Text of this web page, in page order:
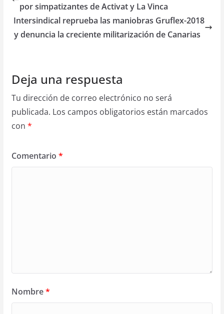
por simpatizantes de Activat y La Vinca
Intersindical reprueba las maniobras Gruflex-2018
y denuncia la creciente militarización de Canarias
Deja una respuesta
Tu dirección de correo electrónico no será
publicada. Los campos obligatorios están marcados
con *
Comentario *
Nombre*